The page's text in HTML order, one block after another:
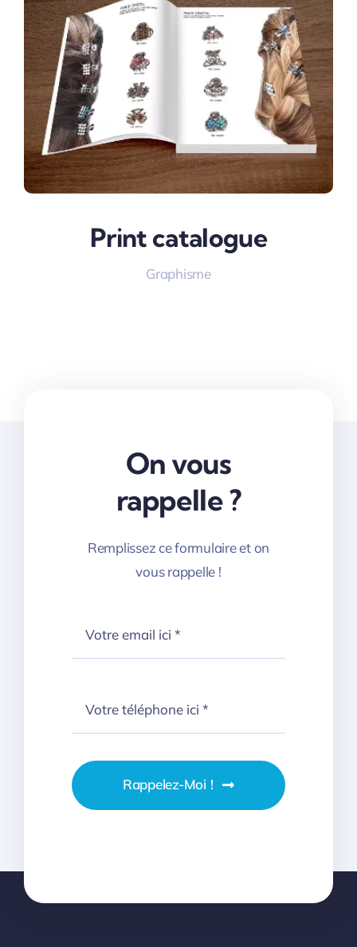
Print catalogue
Graphisme
On vous
rappelle ?
Remplissez ce formulaire et on
vous rappelle !
Rappelez-Moi !